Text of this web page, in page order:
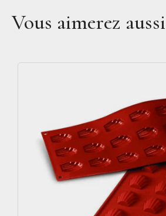
Vous aimerez aussi